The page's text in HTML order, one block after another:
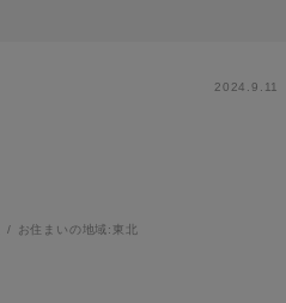
2024.9.11
お住まいの地域: 東北